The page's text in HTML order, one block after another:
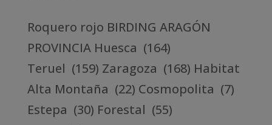
Roquero rojo BIRDING ARAGÓN
PROVINCIA Huesca (164)
Teruel (159) Zaragoza (168) Habitat
Alta Montaña (22) Cosmopolita (7)
Estepa (30) Forestal (55)